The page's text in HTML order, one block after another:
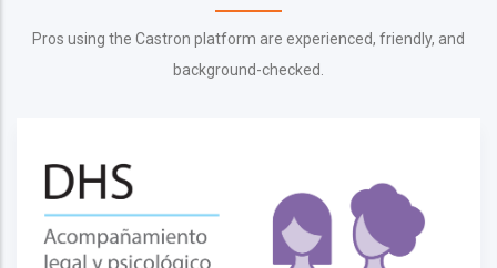
Pros using the Castron platform are experienced, friendly, and
background-checked.